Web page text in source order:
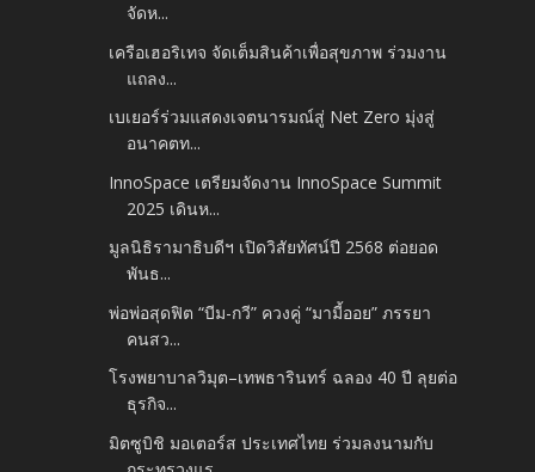
จัดห...
เครือเฮอริเทจ จัดเต็มสินค้าเพื่อสุขภาพ ร่วมงาน
แถลง...
เบเยอร์ร่วมแสดงเจตนารมณ์สู่ Net Zero มุ่งสู่
อนาคตท...
InnoSpace เตรียมจัดงาน InnoSpace Summit
2025 เดินห...
มูลนิธิรามาธิบดีฯ เปิดวิสัยทัศน์ปี 2568 ต่อยอด
พันธ...
พ่อพ่อสุดฟิต “บีม-กวี” ควงคู่ “มามี้ออย” ภรรยา
คนสว...
โรงพยาบาลวิมุต–เทพธารินทร์ ฉลอง 40 ปี ลุยต่อ
ธุรกิจ...
มิตซูบิชิ มอเตอร์ส ประเทศไทย ร่วมลงนามกับ